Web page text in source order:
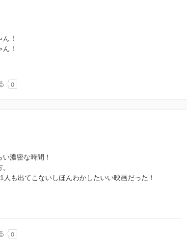
！
！
0
濃密な時間！
も出てこないしほんわかしたいい映画だった！
0